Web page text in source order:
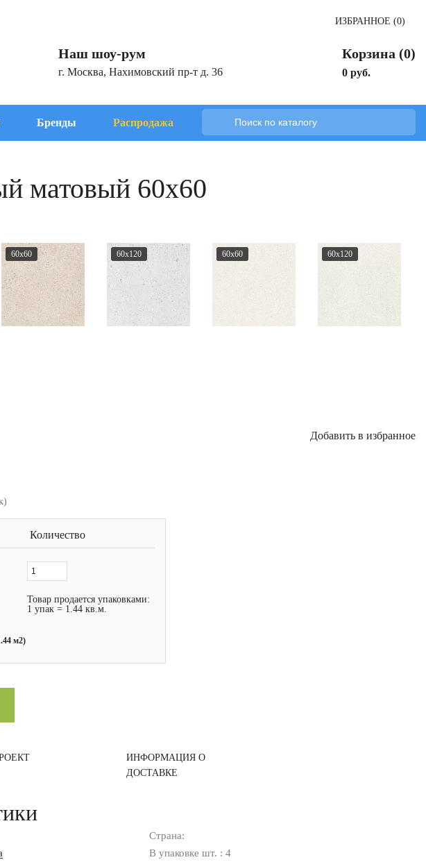
ИЗБРАННОЕ (0)
Наш шоу-рум
г. Москва, Нахимовский пр-т д. 36
Корзина (0)
0 руб.
Бренды Распродажа
матовый 60x60
60x60 60x120 60x60 60x120
Добавить в избранное
Количество
Товар продается упаковками:
1 упак = 1.44 кв.м.
м2)
ИНФОРМАЦИЯ О
ДОСТАВКЕ
Страна:
В упаковке шт. : 4